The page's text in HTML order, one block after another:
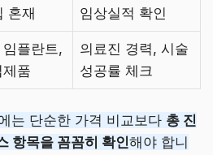
혼재
임상실적 확인
플란트,
품
의료진 경력, 시술
성공률 체크
는 단순한 가격 비교보다 총 진
항목을 꼼꼼히 확인해야 합니